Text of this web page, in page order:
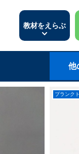
教材をえらぶ
他
プランク